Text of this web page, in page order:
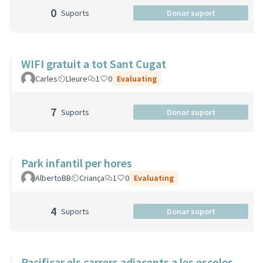
0 Suports Donar suport
WIFI gratuit a tot Sant Cugat
Carles Lleure 1 0 Evaluating
7 Suports Donar suport
Park infantil per hores
AlbertoBB Criança 1 0 Evaluating
4 Suports Donar suport